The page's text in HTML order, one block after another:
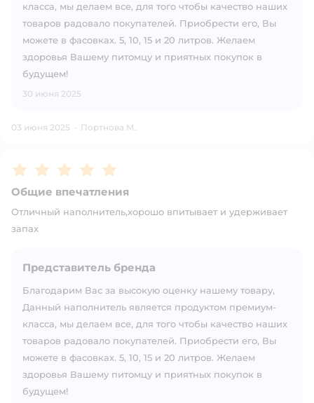
класса, мы делаем все, для того чтобы качество наших
товаров радовало покупателей. Приобрести его, Вы
можете в фасовках. 5, 10, 15 и 20 литров. Желаем
здоровья Вашему питомцу и приятных покупок в
будущем!
30 июня 2025
03 июня 2025 · Портнова М.
Рейтинг:5
Общие впечатления
Отличный наполнитель,хорошо впитывает и удерживает
запах
Представитель бренда
Благодарим Вас за высокую оценку нашему товару,
Данный наполнитель является продуктом премиум-
класса, мы делаем все, для того чтобы качество наших
товаров радовало покупателей. Приобрести его, Вы
можете в фасовках. 5, 10, 15 и 20 литров. Желаем
здоровья Вашему питомцу и приятных покупок в
будущем!